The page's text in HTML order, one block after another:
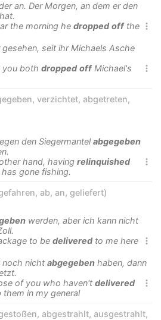
an. Der Morgen, an dem er den
hat.

the morning he dropped offthe
seit ihr Michaels Asche

you both dropped offMichael's
, verzichtet, abgetreten,
den Siegermantelabgegeben

hand, having relinquished
gone fishing.
, ab, an, geliefert)
werden, aber ich kann nicht

to be delivered to me here
noch nicht abgegeben haben, dann

of you who haven't delivered
in my general
, abgestrahlt, ausgestrahlt,